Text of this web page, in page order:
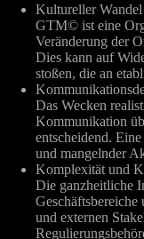
Kultureller
GTM© ist eine
Veränderung der
Dies kann auf
stoßen, die an
Das Wecken
Kommunikation
entscheidend.
und mangelnder
Komplexität und
Die ganzheitliche
und externen